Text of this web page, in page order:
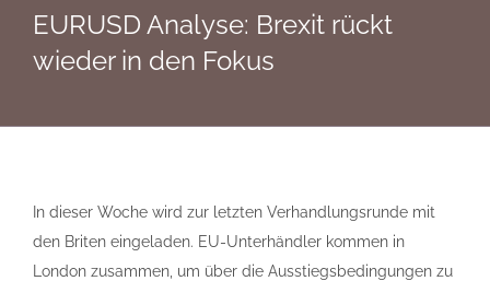
EURUSD Analyse: Brexit rückt
wieder in den Fokus
In dieser Woche wird zur letzten Verhandlungsrunde mit
den Briten eingeladen. EU-Unterhändler kommen in
London zusammen, um über die Ausstiegsbedingungen zu